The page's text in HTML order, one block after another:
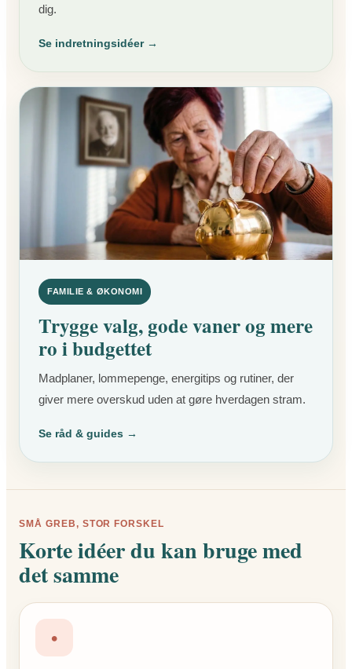
dig.
Se indretningsidéer →
FAMILIE & ØKONOMI
Trygge valg, gode vaner og mere
ro i budgettet
Madplaner, lommepenge, energitips og rutiner, der
giver mere overskud uden at gøre hverdagen stram.
Se råd & guides →
SMÅ GREB, STOR FORSKEL
Korte idéer du kan bruge med
det samme
•